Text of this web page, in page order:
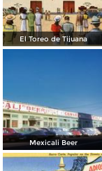
El Toreo de Tijuana
Mexicali Beer